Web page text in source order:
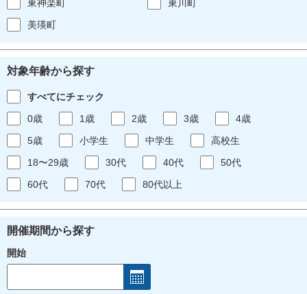
東神楽町
東川町
美瑛町
対象年齢から探す
すべてにチェック
0歳
1歳 2歳 3歳
4歳
5歳
小学生 中学生
高校生
18〜29歳
30代 40代
50代
60代
70代 80代以上
開催期間から探す
開始